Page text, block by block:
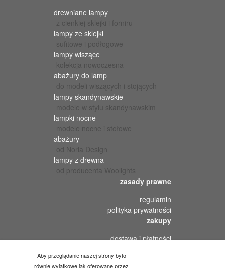
drewniane lampy
z cienkiej sklejki i forniru
lampy ze sklejki
sufitowe i podłogowe
lampy wiszące
kolekcja nowoczesna
abażury do lamp
do modeli wiszących i stojących
lampy skandynawskie
modele w stylu skandynawskim
lampki nocne
modele nocne i stołowe
abażury
od Norla Design
lampy z drewna
od producenta Woolights
zasady prawne
regulamin
polityka prywatności
zakupy
dostawa i płatności
reklamacje i zwroty
Aby przeglądanie naszej strony było
równie wyjątkowe jak oferowane przez